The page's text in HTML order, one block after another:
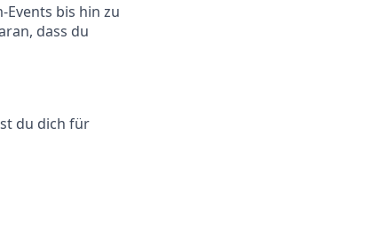
Events bis hin zu
dass du
du dich für